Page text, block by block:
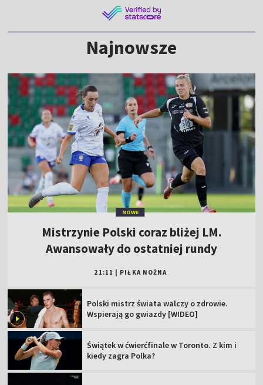
Najnowsze
NOWE
Mistrzynie Polski coraz bliżej LM.
Awansowały do ostatniej rundy
21:11 PIŁKA NOŻNA
Polski mistrz świata walczy o zdrowie.
Wspierają go gwiazdy [WIDEO]
Świątek w ćwierćfinale w Toronto. Z kim i
kiedy zagra Polka?